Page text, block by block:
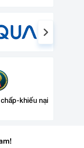
khiếu nại